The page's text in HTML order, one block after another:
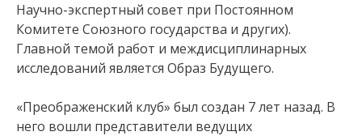
Научно-экспертный совет при Постоянном
Комитете Союзного государства и других).
Главной темой работ и междисциплинарных
исследований является Образ Будущего.
«Преображенский клуб» был создан 7 лет назад. В
него вошли представители ведущих